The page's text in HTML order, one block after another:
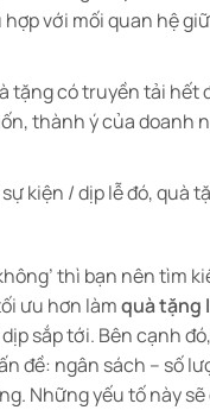
với mối quan hệ
tặng có truyền tải hết
thành ý của doanh
kiện / dịp lễ đó, quà
thì bạn nên tìm
ưu hơn làmquà tặng
sắp tới. Bên cạnh
đề: ngân sách – số
Những yếu tố này